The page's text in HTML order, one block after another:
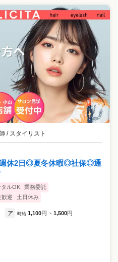
/ スタイリスト
週休2日◎夏冬休暇◎社保◎通
タルOK
業務委託
歓迎 土日休み
ア 時給 1,100円 ~ 1,500円